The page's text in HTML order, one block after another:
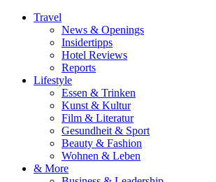
Travel
News & Openings
Insidertipps
Hotel Reviews
Reports
Lifestyle
Essen & Trinken
Kunst & Kultur
Film & Literatur
Gesundheit & Sport
Beauty & Fashion
Wohnen & Leben
& More